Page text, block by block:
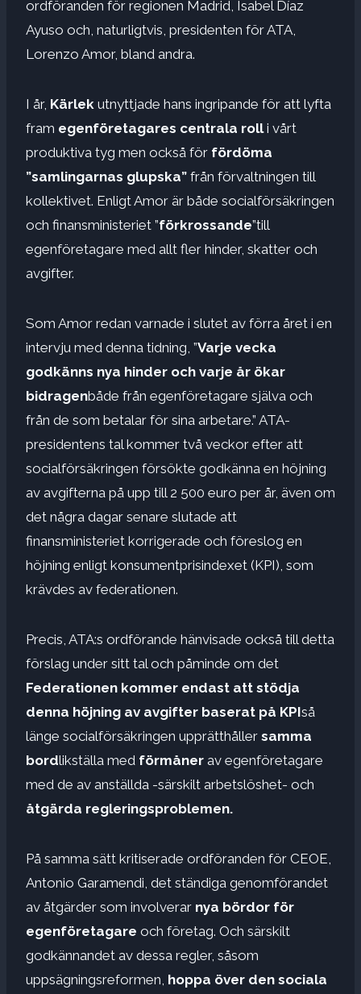
ordföranden för regionen Madrid, Isabel Díaz
Ayuso och, naturligtvis, presidenten för ATA,
Lorenzo Amor, bland andra.
I år, Kärlek utnyttjade hans ingripande för att lyfta
fram egenföretagares centrala rolli vårt
produktiva tyg men också för fördöma
”samlingarnas glupska” från förvaltningen till
kollektivet. Enligt Amor är både socialförsäkringen
och finansministeriet ”förkrossande”till
egenföretagare med allt fler hinder, skatter och
avgifter.
Som Amor redan varnade i slutet av förra året i en
intervju med denna tidning, ”Varje vecka
godkänns nya hinder och varje år ökar
bidragenbåde från egenföretagare själva och
från de som betalar för sina arbetare.” ATA-
presidentens tal kommer två veckor efter att
socialförsäkringen försökte godkänna en höjning
av avgifterna på upp till 2 500 euro per år, även om
det några dagar senare slutade att
finansministeriet korrigerade och föreslog en
höjning enligt konsumentprisindexet (KPI), som
krävdes av federationen.
Precis, ATA:s ordförande hänvisade också till detta
förslag under sitt tal och påminde om det
Federationen kommer endast att stödja
denna höjning av avgifter baserat på KPIså
länge socialförsäkringen upprätthåller samma
bordlikställa med förmåner av egenföretagare
med de av anställda -särskilt arbetslöshet- och
åtgärda regleringsproblemen.
På samma sätt kritiserade ordföranden för CEOE,
Antonio Garamendi, det ständiga genomförandet
av åtgärder som involverar nya bördor för
egenföretagare och företag. Och särskilt
godkännandet av dessa regler, såsom
uppsägningsreformen, hoppa över den sociala